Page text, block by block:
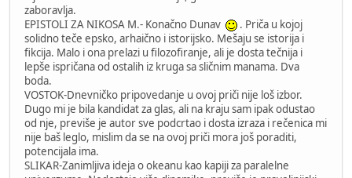
zaboravlja.
EPISTOLI ZA NIKOSA M.- Konačno Dunav
. Priča u kojoj
solidno teče epsko, arhaično i istorijsko. Mešaju se istorija i
fikcija. Malo i ona prelazi u filozofiranje, ali je dosta tečnija i
lepše ispričana od ostalih iz kruga sa sličnim manama. Dva
boda.
VOSTOK-Dnevničko pripovedanje u ovoj priči nije loš izbor.
Dugo mi je bila kandidat za glas, ali na kraju sam ipak odustao
od nje, previše je autor sve podcrtao i dosta izraza i rečenica mi
nije baš leglo, mislim da se na ovoj priči mora još poraditi,
potencijala ima.
SLIKAR-Zanimljiva ideja o okeanu kao kapiji za paralelne